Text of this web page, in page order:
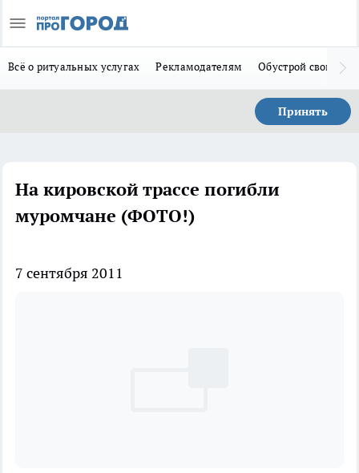
Всё о ритуальных услугах Рекламодателям Обустрой свой дом
Принять
На кировской трассе погибли
муромчане (ФОТО!)
7 сентября 2011